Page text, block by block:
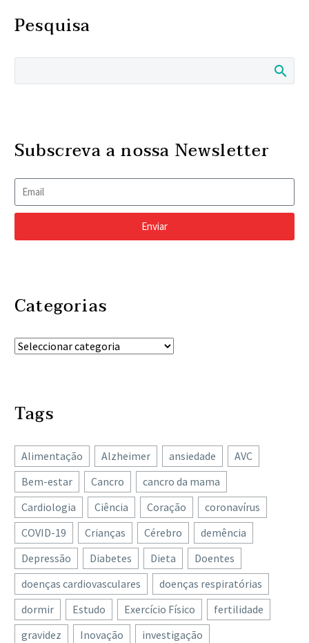
Pesquisa
Subscreva a nossa Newsletter
Enviar
Categorias
Tags
Alimentação Alzheimer ansiedade
AVC
Bem-estar
Cancro
cancro da mama
Cardiologia
Ciência Coração
coronavírus
COVID-19
Crianças Cérebro
demência
Depressão
Diabetes Dieta
Doentes
doenças cardiovasculares
doenças respiratórias
dormir
Estudo Exercício Físico
fertilidade
gravidez
Inovação
investigação